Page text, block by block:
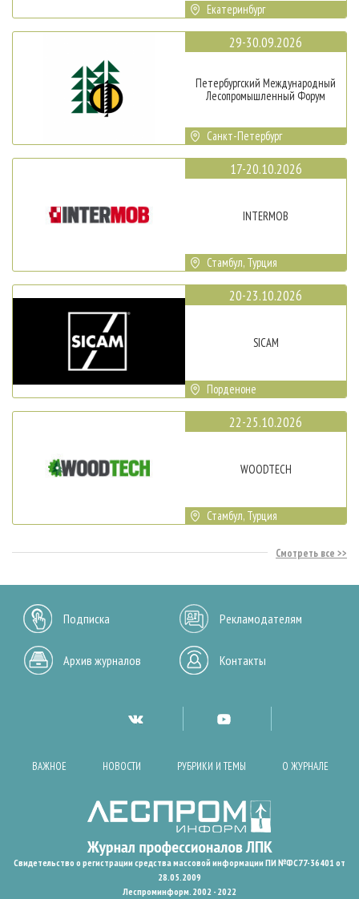
Екатеринбург
29-30.09.2026
Петербургский Международный
Лесопромышленный Форум
Санкт-Петербург
17-20.10.2026
INTERMOB
Стамбул, Турция
20-23.10.2026
SICAM
Порденоне
22-25.10.2026
WOODTECH
Стамбул, Турция
Смотреть все
Подписка Рекламодателям
Архив журналов Контакты
ВАЖНОЕ НОВОСТИ РУБРИКИ И ТЕМЫ О ЖУРНАЛЕ
Свидетельство о регистрации средства массовой информации ПИ №ФС77-36401 от
28.05.2009
Леспроминформ. 2002 - 2022